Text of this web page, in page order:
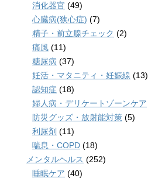
消化器官 (49)
心臓病(狭心症) (7)
精子・前立腺チェック (2)
痛風 (11)
糖尿病 (37)
妊活・マタニティ・妊娠線 (13)
認知症 (18)
婦人病・デリケートゾーンケア
防災グッズ・放射能対策 (5)
利尿剤 (11)
喘息・COPD (18)
メンタルヘルス (252)
睡眠ケア (40)